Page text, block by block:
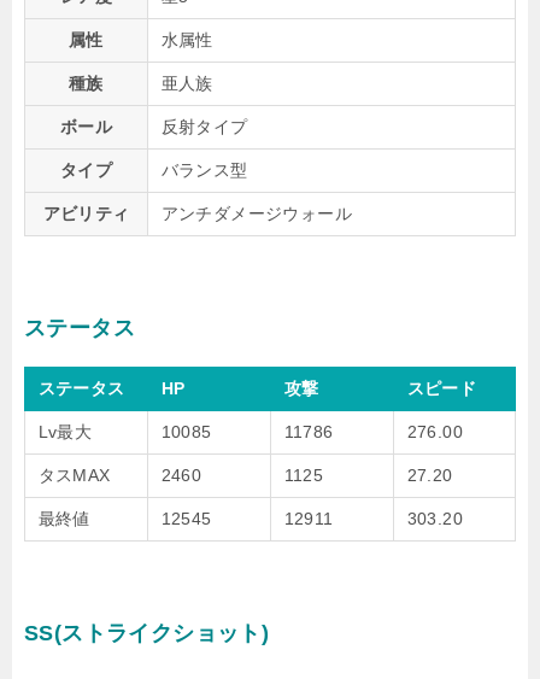
属性 水属性
種族 亜人族
ボール 反射タイプ
タイプ バランス型
アビリティ アンチダメージウォール
ステータス
ステータス HP 攻撃 スピード
Lv最大 10085 11786 276.00
タスMAX 2460 1125 27.20
最終値 12545 12911 303.20
SS(ストライクショット)